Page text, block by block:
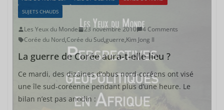
SUJETS CHAUDS
Les Yeux du Monde 23 novembre 2010
4 Comments
Corée du Nord,Corée du Sud,guerre,Kim Jong Il
La guerre de Corée aura-t-elle lieu ?
Ce mardi, des dizaines d’obus nord-coréens ont visé
une île sud-coréenne pendant plus d’une heure. Le
bilan n’est pas anodin :